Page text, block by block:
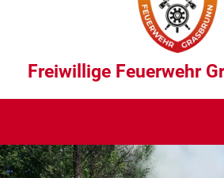
Freiwillige Feuerwehr